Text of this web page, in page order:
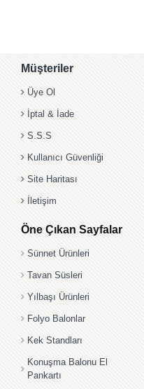
Müşteriler
Üye Ol
İptal & İade
S.S.S
Kullanıcı Güvenliği
Site Haritası
İletişim
Öne Çıkan Sayfalar
Sünnet Ürünleri
Tavan Süsleri
Yılbaşı Ürünleri
Folyo Balonlar
Kek Standları
Konuşma Balonu El
Pankartı